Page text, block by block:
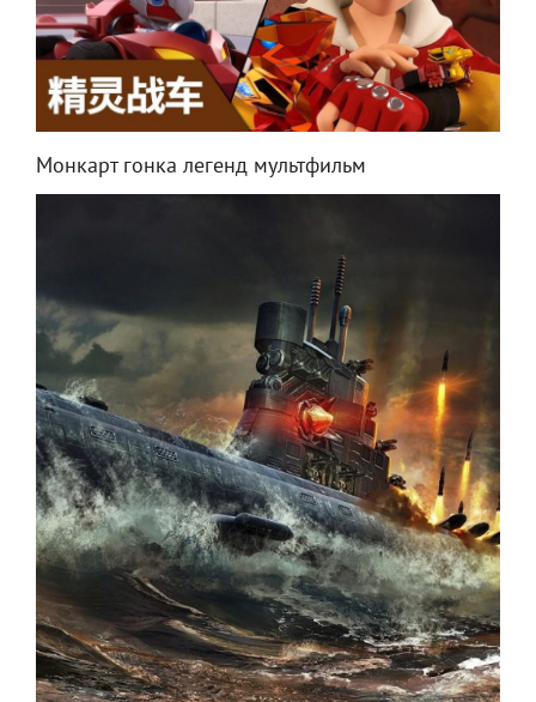
Монкарт гонка легенд мультфильм